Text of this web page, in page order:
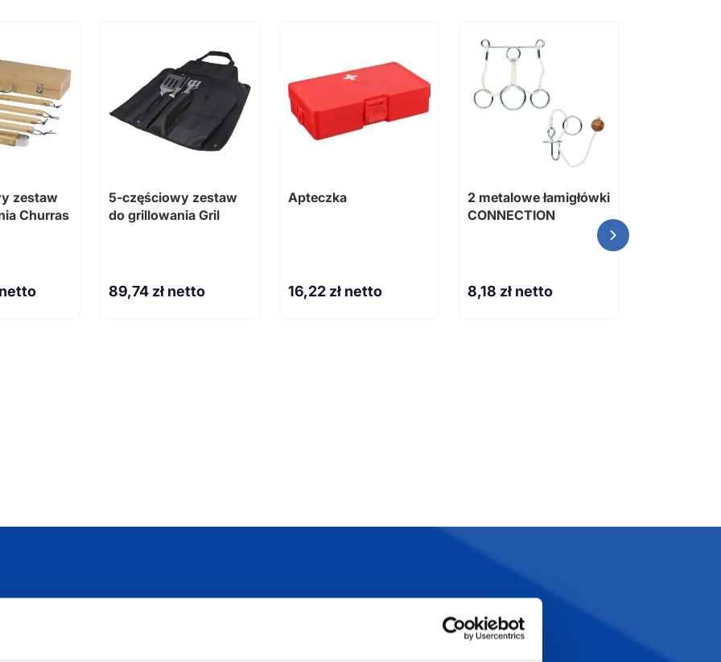
zestaw
Churras
netto
5-częściowy zestaw
do grillowania Gril
89,74 zł netto
Apteczka
16,22 zł netto
2 metalowe łamigłówki
CONNECTION
8,18 zł netto
produktów